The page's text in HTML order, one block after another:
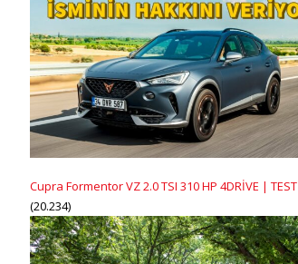
Cupra Formentor VZ 2.0 TSI 310 HP 4DRİVE | TEST
(20.234)